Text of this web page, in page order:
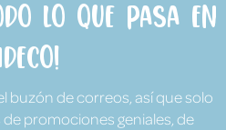
lo que pasa en
buzón de correos, así que solo
promociones geniales, de